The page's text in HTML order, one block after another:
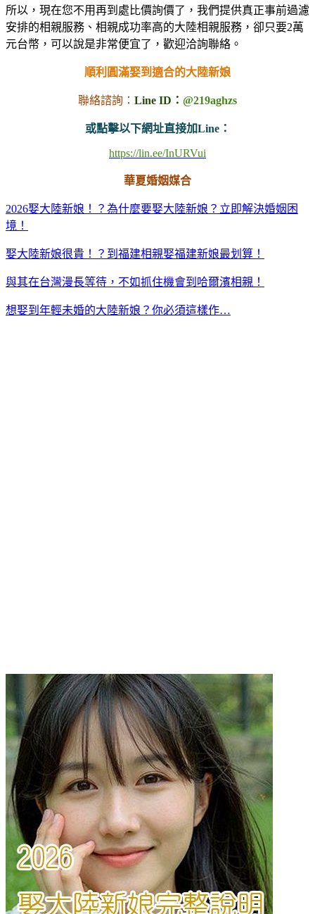
所以，現在您不用再到處比價詢價了，我們提供真正事前過濾
安排的相親服務、相親成功率高的大陸相親服務，卻只要2萬
元台幣，可以說是非常便宜了，歡迎洽詢聯絡。
順利圓滿娶到適合的大陸新娘
聯絡諮詢： Line ID： @219aghzs
或點擊以下網址直接加Line：
https://lin.ee/InURVui
華夏婚姻媒合
2026娶大陸新娘！？為什麼要娶大陸新娘？立即解決婚姻困
境！
娶大陸新娘很貴！？到福建相親娶福建新娘最划算！
與其在台灣漫長等待，不如抓住機會到哈爾濱相親！
想娶到年輕未婚的大陸新娘？你必須這樣作…